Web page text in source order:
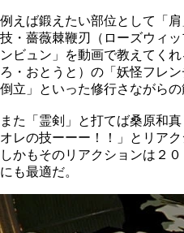
例えば鍛えたい部位として「
技・薔薇棘鞭刃（ローズウィ
ンビュン」を動画で教えてく
ろ・おとうと）の「妖怪フレ
倒立」といった修行さながらの
また「霊剣」と打てば桑原和
オレの技ーーー！！」とリア
しかもそのリアクションは２
にも最適だ。